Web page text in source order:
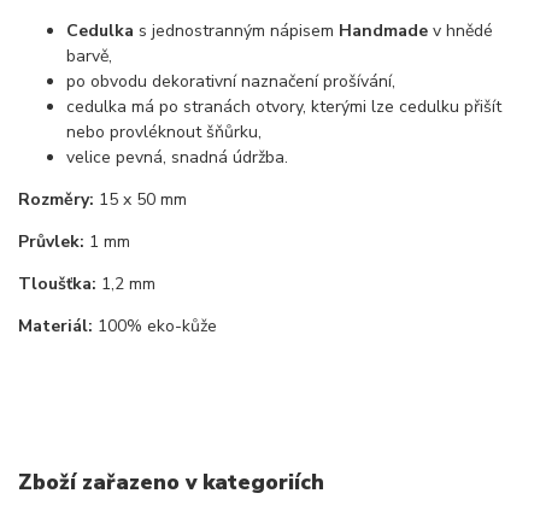
Cedulka s jednostranným nápisem Handmade v hnědé
barvě,
po obvodu dekorativní naznačení prošívání,
cedulka má po stranách otvory, kterými lze cedulku přišít
nebo provléknout šňůrku,
velice pevná, snadná údržba.
Rozměry: 15 x 50 mm
Průvlek: 1 mm
Tloušťka: 1,2 mm
Materiál: 100% eko-kůže
Zboží zařazeno v kategoriích